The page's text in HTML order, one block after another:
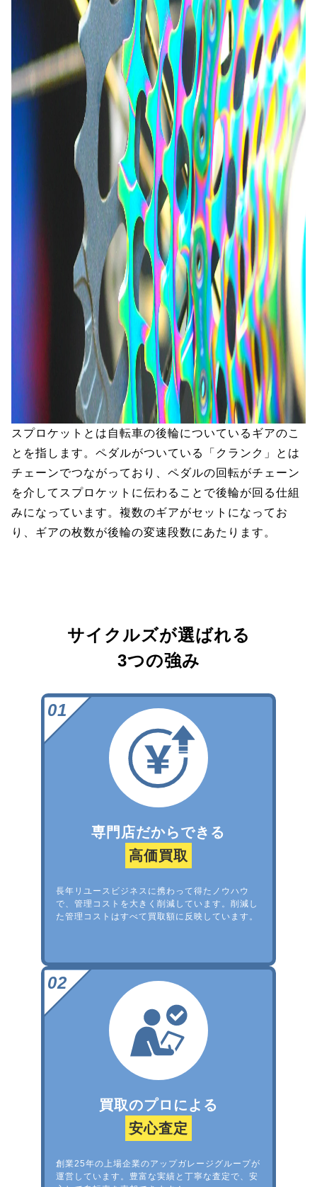
スプロケットとは自転車の後輪についているギアのこ
とを指します。ペダルがついている「クランク」とは
チェーンでつながっており、ペダルの回転がチェーン
を介してスプロケットに伝わることで後輪が回る仕組
みになっています。複数のギアがセットになってお
り、ギアの枚数が後輪の変速段数にあたります。
サイクルズが選ばれる
3つの強み
専門店だからできる
高価買取
長年リユースビジネスに携わって得たノウハウ
で、管理コストを大きく削減しています。削減し
た管理コストはすべて買取額に反映しています。
買取のプロによる
安心査定
創業25年の上場企業のアップガレージグループが
運営しています。豊富な実績と丁寧な査定で、安